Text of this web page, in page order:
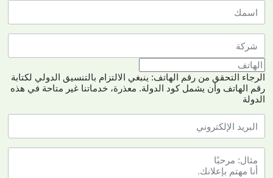
الرجاء التحقق من رقم الهاتف: ينبغي الالتزام بالتنسيق الدولي لكتابة
رقم الهاتف وأن يشمل كود الدولة. معذرة، خدماتنا غير متاحة في هذه
الدولة